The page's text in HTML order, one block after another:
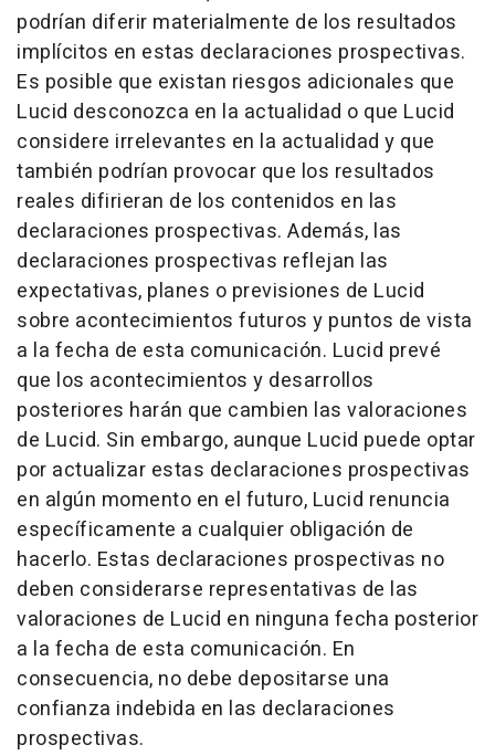
podrían diferir materialmente de los resultados
implícitos en estas declaraciones prospectivas.
Es posible que existan riesgos adicionales que
Lucid desconozca en la actualidad o que Lucid
considere irrelevantes en la actualidad y que
también podrían provocar que los resultados
reales difirieran de los contenidos en las
declaraciones prospectivas. Además, las
declaraciones prospectivas reflejan las
expectativas, planes o previsiones de Lucid
sobre acontecimientos futuros y puntos de vista
a la fecha de esta comunicación. Lucid prevé
que los acontecimientos y desarrollos
posteriores harán que cambien las valoraciones
de Lucid. Sin embargo, aunque Lucid puede optar
por actualizar estas declaraciones prospectivas
en algún momento en el futuro, Lucid renuncia
específicamente a cualquier obligación de
hacerlo. Estas declaraciones prospectivas no
deben considerarse representativas de las
valoraciones de Lucid en ninguna fecha posterior
a la fecha de esta comunicación. En
consecuencia, no debe depositarse una
confianza indebida en las declaraciones
prospectivas.